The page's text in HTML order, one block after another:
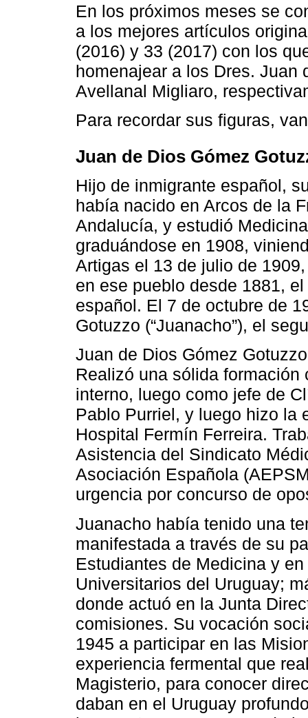
En los próximos meses se
a los mejores artículos
(2016) y 33 (2017) con los
homenajear a los Dres. Juan
Avellanal Migliaro,
Para recordar sus figuras,
Juan de Dios Gómez
Hijo de inmigrante español,
había nacido en Arcos de la
Andalucía, y estudió
graduándose en 1908,
Artigas el 13 de julio de
en ese pueblo desde 1881,
español. El 7 de octubre de
Gotuzzo (“Juanacho”), el
Juan de Dios Gómez
Realizó una sólida
interno, luego como jefe de
Pablo Purriel, y luego hizo la
Hospital Fermín Ferreira.
Asistencia del Sindicato
Asociación Española
urgencia por concurso de
Juanacho había tenido una
manifestada a través de su
Estudiantes de Medicina y
Universitarios del Uruguay;
donde actuó en la Junta
comisiones. Su vocación
1945 a participar en las
experiencia fermental que
Magisterio, para conocer
daban en el Uruguay